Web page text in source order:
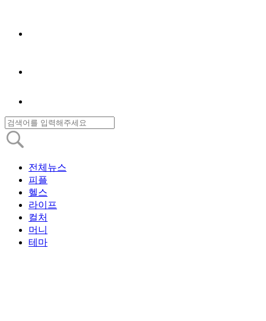
전체뉴스
피플
헬스
라이프
컬처
머니
테마